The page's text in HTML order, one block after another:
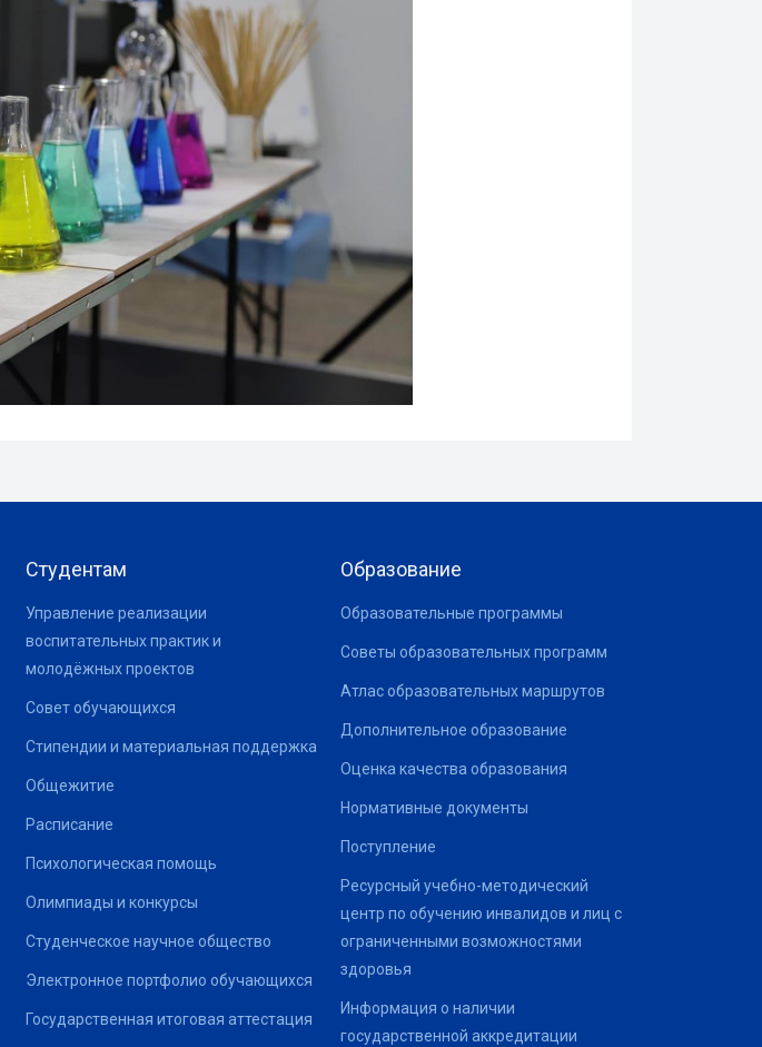
Студентам
Управление реализации
воспитательных практик и
молодёжных проектов
Совет обучающихся
Стипендии и материальная поддержка
Общежитие
Расписание
Психологическая помощь
Олимпиады и конкурсы
Студенческое научное общество
Электронное портфолио обучающихся
Государственная итоговая аттестация
Образование
Образовательные программы
Советы образовательных программ
Атлас образовательных маршрутов
Дополнительное образование
Оценка качества образования
Нормативные документы
Поступление
Ресурсный учебно-методический
центр по обучению инвалидов и лиц с
ограниченными возможностями
здоровья
Информация о наличии
государственной аккредитации